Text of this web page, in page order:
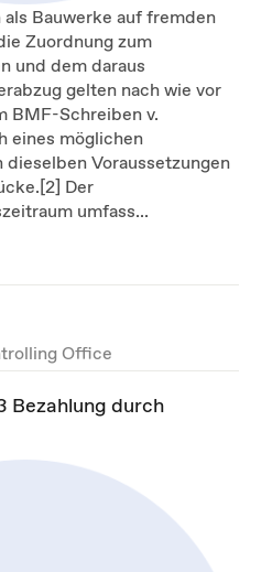
Bauwerke auf fremden
Zuordnung zum
und dem daraus
gelten nach wie vor
BMF-Schreiben v.
eines möglichen
Voraussetzungen
Der
umfass...
Office
Bezahlung durch